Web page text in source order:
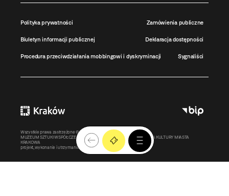
Polityka prywatności Zamówienia publiczne
Biuletyn informacji publicznej Deklaracja dostępności
Procedura przeciwdziałania mobbingowi i dyskryminacji Sygnaliści
Wszystkie prawa zastrzeżone ©MOCAK
2011-2026
MUZEUM SZTUKI WSPÓŁCZESNEJ W KRAKOWIE MOCAK – INSTYTUCJA KULTURY MIASTA
KRAKOWA
projekt, wykonanie i utrzymanie:
Bonjour.pl